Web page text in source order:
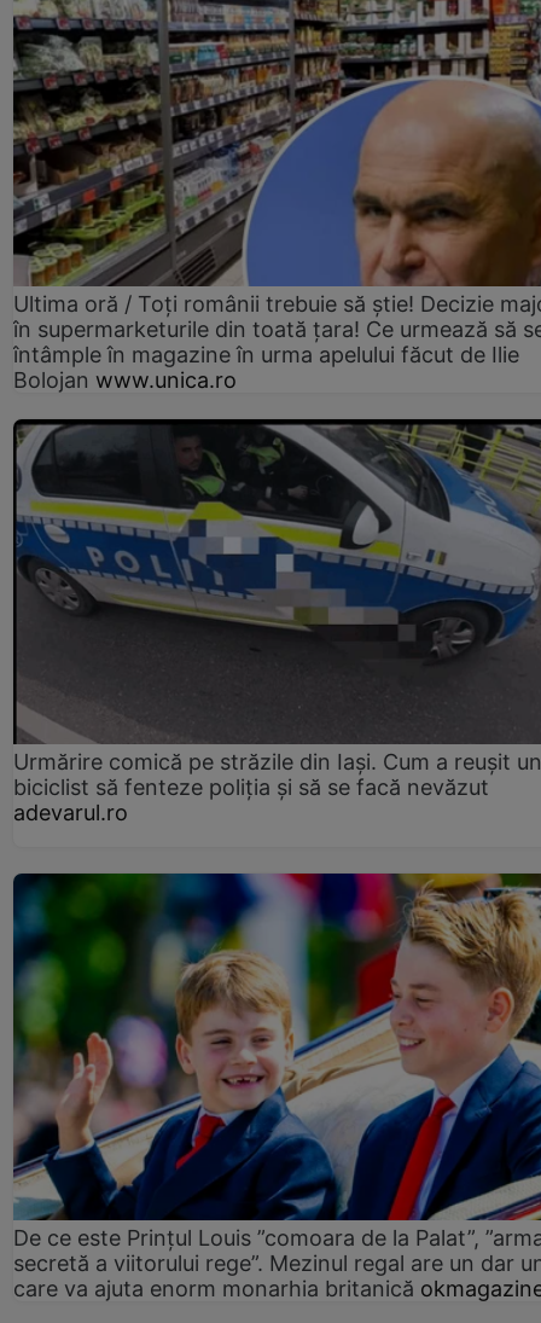
Ultima oră / Toți românii trebuie să știe! Decizie
în supermarketurile din toată țara! Ce urmează să
întâmple în magazine în urma apelului făcut de Ilie
Bolojan www.unica.ro
Urmărire comică pe străzile din Iași. Cum a reușit un
biciclist să fenteze poliția și să se facă nevăzut
adevarul.ro
De ce este Prințul Louis ”comoara de la Palat”,
secretă a viitorului rege”. Mezinul regal are un dar
care va ajuta enorm monarhia britanică